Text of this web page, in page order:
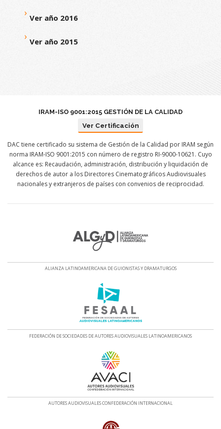
Ver año 2016
Ver año 2015
IRAM-ISO 9001:2015 GESTIÓN DE LA CALIDAD
Ver Certificación
DAC tiene certificado su sistema de Gestión de la Calidad por IRAM según
norma IRAM-ISO 9001:2015 con número de registro RI-9000-10621. Cuyo
alcance es: Recaudación, administración, distribución y liquidación de
derechos de autor a los Directores Cinematográficos Audiovisuales
nacionales y extranjeros de países con convenios de reciprocidad.
ALIANZA LATINOAMERICANA DE GUIONISTAS Y DRAMATURGOS
FEDERACIÓN DE SOCIEDADES DE AUTORES AUDIOVISUALES LATINOAMERICANOS
AUTORES AUDIOVISUALES CONFEDERACIÓN INTERNACIONAL